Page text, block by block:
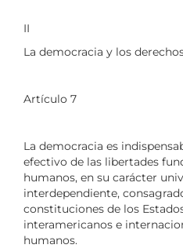
II
La democracia y los
Artículo 7
La democracia es
efectivo de las libertades
humanos, en su carácter
interdependiente,
constituciones de los
interamericanos e
humanos.